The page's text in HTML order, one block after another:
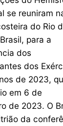
se reuniram
do Rio
para a
dos
dos
de 2023,
em 6 de
de 2023. O
da